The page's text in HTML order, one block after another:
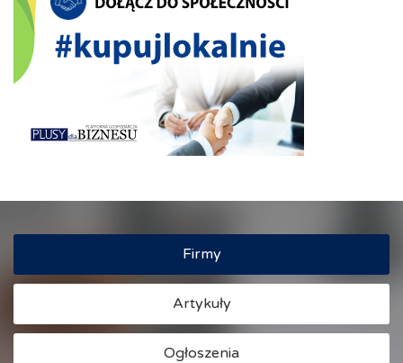
Firmy
Artykuły
Ogłoszenia